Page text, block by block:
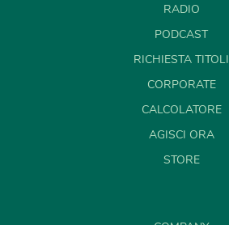
RADIO
PODCAST
RICHIESTA TITOLI
CORPORATE
CALCOLATORE
AGISCI ORA
STORE